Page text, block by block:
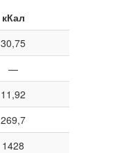
кКал
30,75
—
11,92
269,7
1428